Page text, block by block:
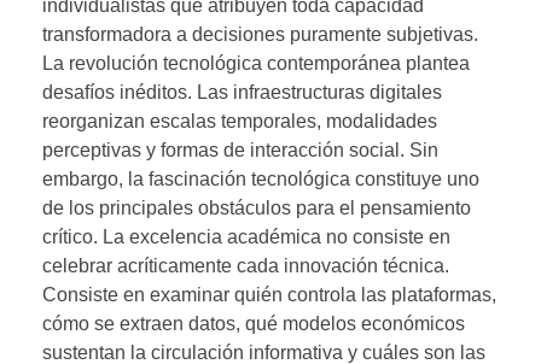
individualistas que atribuyen toda capacidad
transformadora a decisiones puramente subjetivas.
La revolución tecnológica contemporánea plantea
desafíos inéditos. Las infraestructuras digitales
reorganizan escalas temporales, modalidades
perceptivas y formas de interacción social. Sin
embargo, la fascinación tecnológica constituye uno
de los principales obstáculos para el pensamiento
crítico. La excelencia académica no consiste en
celebrar acríticamente cada innovación técnica.
Consiste en examinar quién controla las plataformas,
cómo se extraen datos, qué modelos económicos
sustentan la circulación informativa y cuáles son las